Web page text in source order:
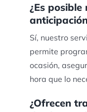
¿Es
Sí, nuestro
permite
ocasión,
hora que lo
¿Ofrecen